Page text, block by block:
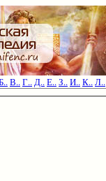
В..Г..Д..Е..З..И..К..Л..